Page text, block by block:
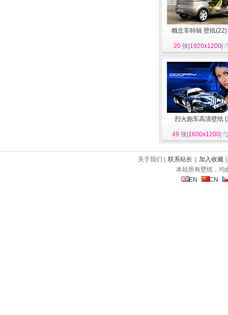
概念车特辑 壁纸(22)
20 张| 1920x1200
烈火跑车高清壁纸 [
49 张| 1600x1200
关于我们 | 联系站长 加入收藏
本站所有壁纸，均
EN
CN